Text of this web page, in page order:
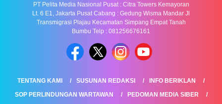
PT Pelita Media Nasional Pusat : Citra Towers Kemayoran
Lt. 6 E1, Jakarta Pusat Cabang : Gedung Wisma Mandar Jl
Transmigrasi Plajau Kecamatan Simpang Empat Tanah
Bumbu Telp : 081256676161
TENTANG KAMI SUSUNAN REDAKSI
INFO BERIKLAN
SOP PERLINDUNGAN WARTAWAN
PEDOMAN MEDIA SIBER